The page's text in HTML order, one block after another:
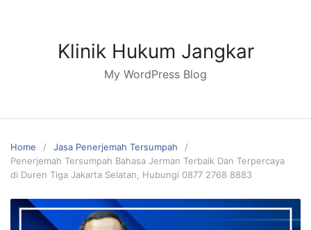
Klinik Hukum Jangkar
My WordPress Blog
Home
Jasa Penerjemah Tersumpah
Penerjemah Tersumpah Bahasa Jerman Terbaik Dan Terpercaya
di Duren Tiga Jakarta Selatan, Hubungi 0877 2768 8883